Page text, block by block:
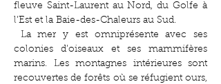
fleuve Saint-Laurent au Nord, du Golfe à
l’Est et la Baie-des-Chaleurs au Sud.
La mer y est omniprésente avec ses
colonies d’oiseaux et ses mammifères
marins. Les montagnes intérieures sont
recouvertes de forêts où se réfugient ours,